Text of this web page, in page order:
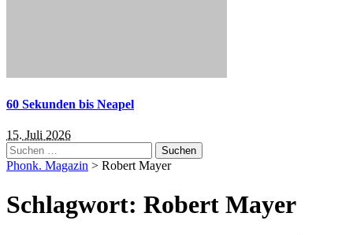
60 Sekunden bis Neapel
15. Juli 2026
Suchen
nach:
Phonk. Magazin > Robert Mayer
Schlagwort: Robert Mayer